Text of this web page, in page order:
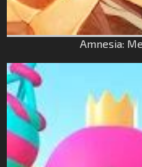
Amnesia: